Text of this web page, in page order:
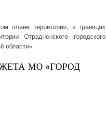
плане территории, в границах
Отрадненского городского
области»
МО «ГОРОД